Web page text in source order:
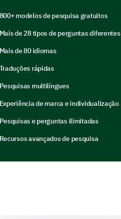
aplicação?
800+ modelos de pesquisa gratuitos
Mais de 28 tipos de perguntas diferentes
Mais de 80 idiomas
Traduções rápidas
Pesquisas multilíngues
Experiência de marca e individualização
Pesquisas e perguntas ilimitadas
Recursos avançados de pesquisa